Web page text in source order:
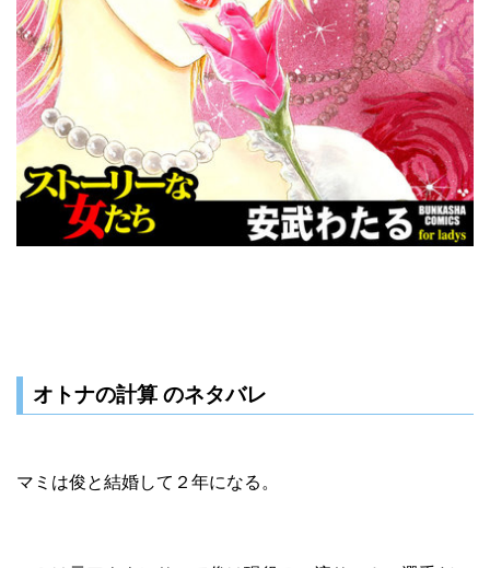
オトナの計算 のネタバレ
マミは俊と結婚して２年になる。